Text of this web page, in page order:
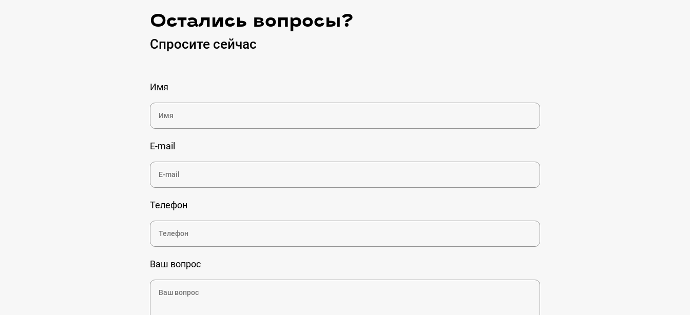
Остались вопросы?
Спросите сейчас
Имя
E-mail
Телефон
Ваш вопрос